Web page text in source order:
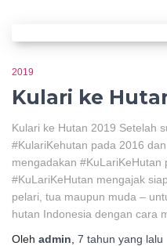
2019
Kulari ke
Kulari ke Hutan 2019 Setelah
#KulariKehutan pada 2016
mengadakan #KuLariKeHutan
#KuLariKeHutan mengajak
pelari, tua maupun muda –
hutan Indonesia dengan cara
Oleh admin 7 tahun yang lalu